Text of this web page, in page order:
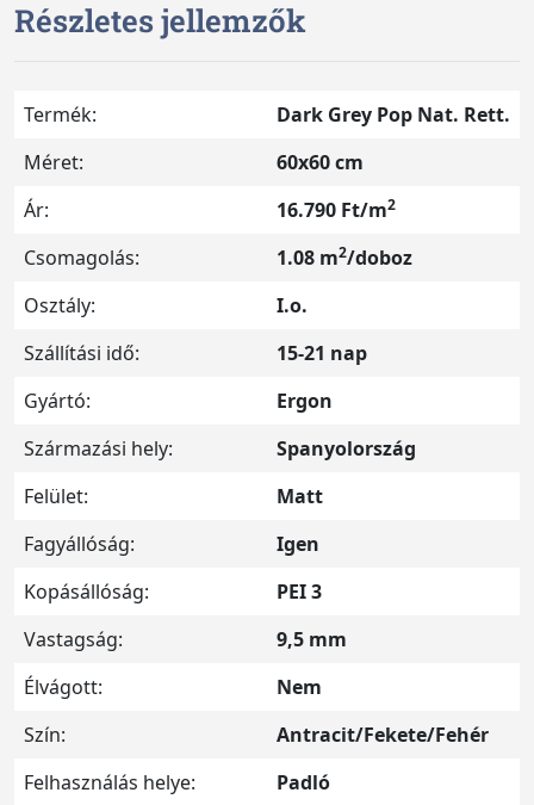
Részletes jellemzők
Termék:
Dark Grey Pop Nat. Rett.
Méret:
60x60 cm
Ár:
16.790 Ft/m2
Csomagolás: 1.08 m2/doboz
Osztály:
I.o.
Szállítási idő:
15-21 nap
Gyártó:
Ergon
Származási hely:
Spanyolország
Felület:
Matt
Fagyállóság:
Igen
Kopásállóság:
PEI 3
Vastagság:
9,5 mm
Élvágott:
Nem
Szín:
Antracit/Fekete/Fehér
Felhasználás helye:
Padló